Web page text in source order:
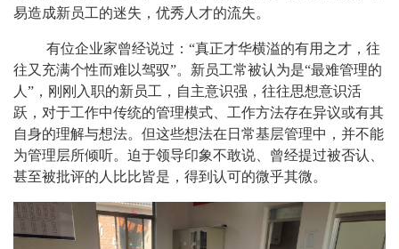
易造成新员工的迷失，优秀人才的流失。
有位企业家曾经说过： “真正才华横溢的有用之才，往
往又充满个性而难以驾驭”。新员工常被认为是“最难管理的
人”，刚刚入职的新员工，自主意识强，往往思想意识活
跃，对于工作中传统的管理模式、工作方法存在异议或有其
自身的理解与想法。但这些想法在日常基层管理中，并不能
为管理层所倾听。迫于领导印象不敢说、曾经提过被否认、
甚至被批评的人比比皆是，得到认可的微乎其微。